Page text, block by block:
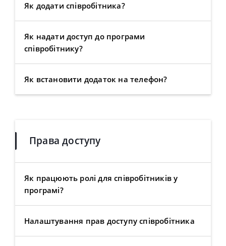
Як додати співробітника?
Як надати доступ до програми
співробітнику?
Як встановити додаток на телефон?
Права доступу
Як працюють ролі для співробітників у
програмі?
Налаштування прав доступу співробітника